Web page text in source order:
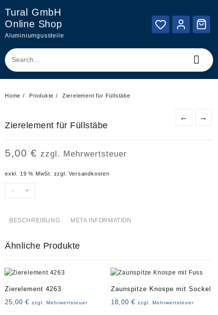
content
Tural GmbH
Online Shop
Aluminiumgussteile
Home Produkte Zierelement für Füllstäbe
← →
Zierelement für Füllstäbe
5,00 € zzgl. Mehrwertsteuer
exkl. 19 % MwSt. zzgl.Versandkosten
- +
BESCHREIBUNG META INFORMATION
Ähnliche Produkte
Zierelement 4263
25,00 € zzgl. Mehrwertsteuer
Zaunspitze Knospe mit Sockel
18,00€ zzgl. Mehrwertsteuer